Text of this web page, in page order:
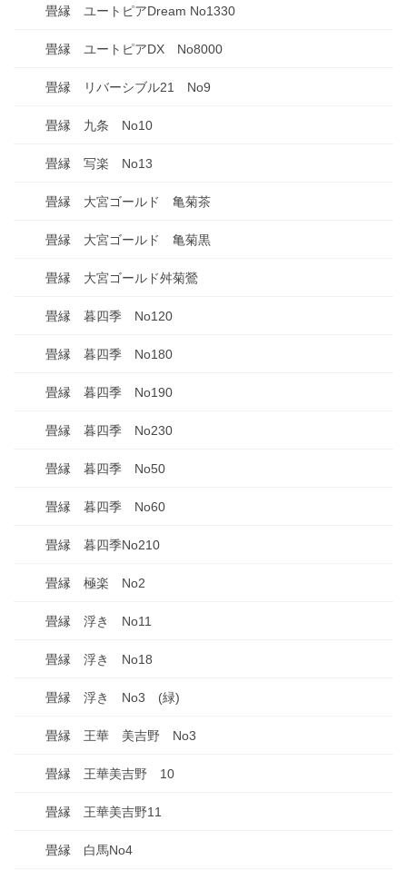
畳縁 ユートピアDream No1330
畳縁 ユートピアDX No8000
畳縁 リバーシブル21 No9
畳縁 九条 No10
畳縁 写楽 No13
畳縁 大宮ゴールド 亀菊茶
畳縁 大宮ゴールド 亀菊黒
畳縁 大宮ゴールド舛菊鶯
畳縁 暮四季 No120
畳縁 暮四季 No180
畳縁 暮四季 No190
畳縁 暮四季 No230
畳縁 暮四季 No50
畳縁 暮四季 No60
畳縁 暮四季No210
畳縁 極楽 No2
畳縁 浮き No11
畳縁 浮き No18
畳縁 浮き No3 (緑)
畳縁 王華 美吉野 No3
畳縁 王華美吉野 10
畳縁 王華美吉野11
畳縁 白馬No4